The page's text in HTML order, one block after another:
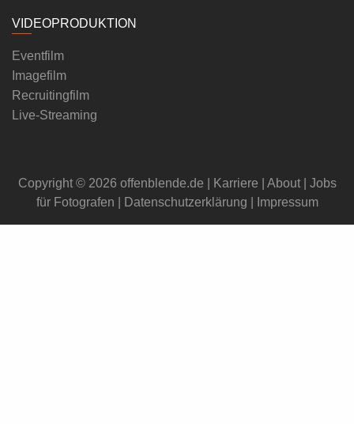
VIDEOPRODUKTION
Eventfilm
Imagefilm
Recruitingfilm
Live-Streaming
Copyright © 2026 offenblende.de | Karriere About| Jobs
für Fotografen
Datenschutzerklärung Impressum